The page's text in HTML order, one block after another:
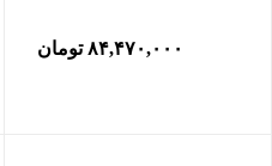
۸۴,۴۷۰,۰۰۰ تومان